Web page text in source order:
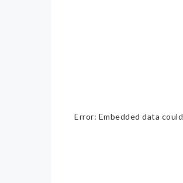
Error: Embedded data